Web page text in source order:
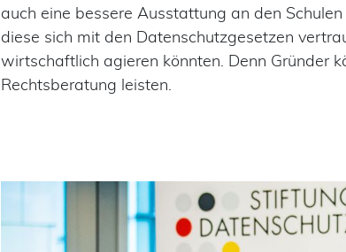
auch eine bessere Ausstattung an den
diese sich mit den Datenschutzgesetzen
wirtschaftlich agieren könnten. Denn Gründer
Rechtsberatung leisten.